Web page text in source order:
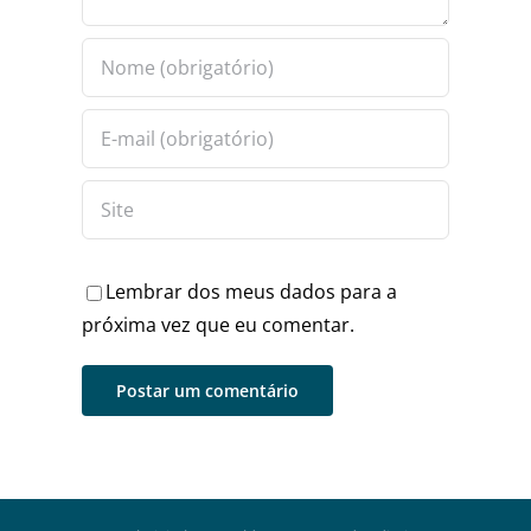
Lembrar dos meus dados para a
próxima vez que eu comentar.